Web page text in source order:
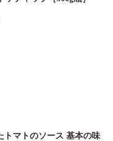
トマトのソース 基本の味